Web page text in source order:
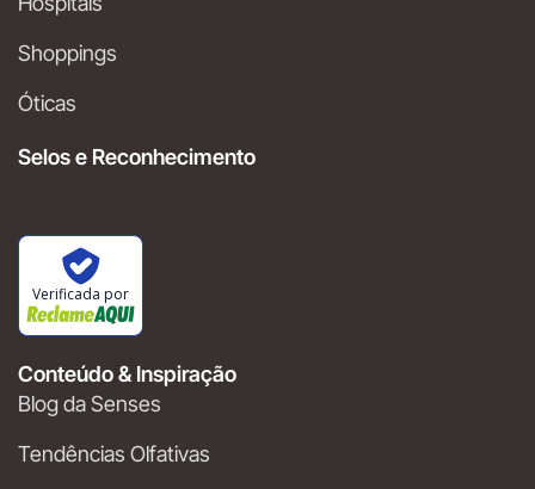
Shoppings
Óticas
Selos e Reconhecimento
Verificada por
Conteúdo & Inspiração
Blog da Senses
Tendências Olfativas